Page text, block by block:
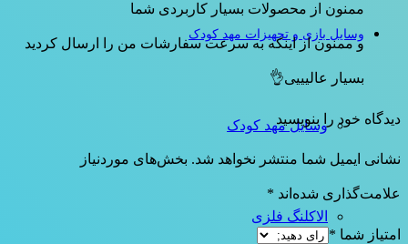
وسایل بازی و تجهیزات مهد کودک
وسایل مهد کودک
الاکلنگ فلزی
ممنون از محصولات بسیار کاربردی شما
و ممنون از اینکه به سرعت سفارشات من را ارسال کردید
بسیار عالیییی👌
دیدگاه خود را بنویسید
نشانی ایمیل شما منتشر نخواهد شد. بخش‌های موردنیاز
علامت‌گذاری شده‌اند *
امتیاز شما *